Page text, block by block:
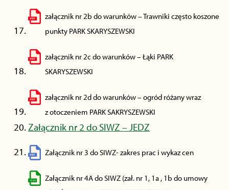
załącznik nr 2b do warunków – Trawniki często koszone
punkty PARK SKARYSZEWSKI
załącznik nr 2c do warunków – Łąki PARK
SKARYSZEWSKI
załącznik nr 2d do warunków – ogród różany wraz
z otoczeniem PARK SAKRYSZEWSKI
Załącznik nr 2 do SIWZ – JEDZ
Załącznik nr 3 do SIWZ- zakres prac i wykaz cen
Załącznik nr 4A do SIWZ (zał. nr 1, 1a , 1b do umowy